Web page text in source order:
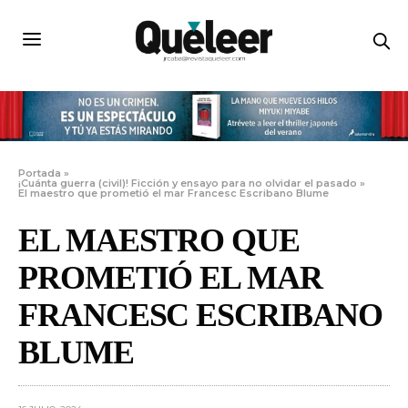
Portada »
¡Cuánta guerra (civil)! Ficción y ensayo para no olvidar el pasado »
El maestro que prometió el mar Francesc Escribano Blume
EL MAESTRO QUE
PROMETIÓ EL MAR
FRANCESC ESCRIBANO
BLUME